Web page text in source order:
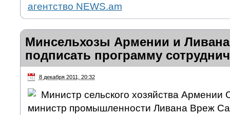
агентство NEWS.am
Минсельхозы Армении и
подписать программу
8 декабря 2011, 20:32
Министр сельского хозяйства Армении
министр промышленности Ливана Вреж